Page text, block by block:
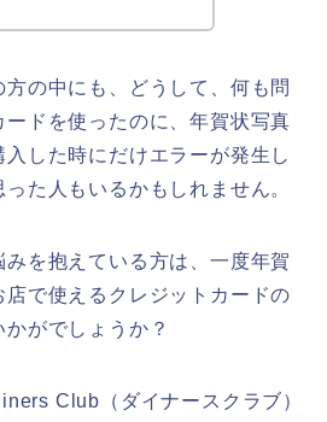
の中にも、どうして、何も問
ドを使ったのに、年賀状写真
した時にだけエラーが発生し
た人もいるかもしれません。
を抱えている方は、一度年賀
で使えるクレジットカードの
がでしょうか？
Club（ダイナースクラブ）